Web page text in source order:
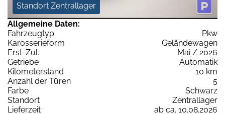
Standort Zentrallager
Allgemeine Daten:
Fahrzeugtyp
Pkw
Karosserieform
Geländewagen
Erst-Zul.
Mai / 2026
Getriebe
Automatik
Kilometerstand
10 km
Anzahl der Türen
5
Farbe
Schwarz
Standort
Zentrallager
Lieferzeit
ab ca. 10.08.2026